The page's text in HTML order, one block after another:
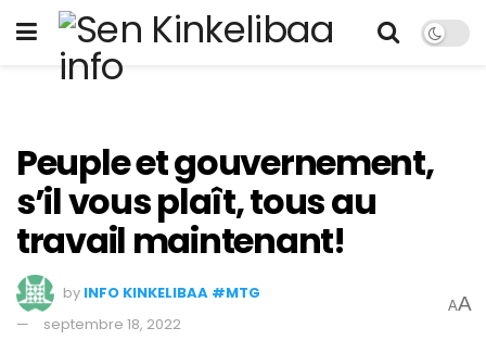
Peuple et gouvernement,
s’il vous plaît, tous au
travail maintenant!
by INFO KINKELIBAA #MTG
septembre 18, 2022
AA